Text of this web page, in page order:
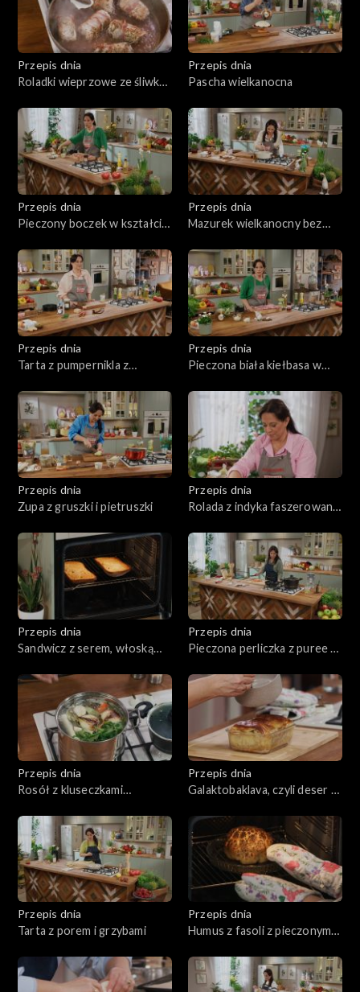
Przepis dnia
Roladki wieprzowe ze śliwką
Przepis dnia
Pascha wielkanocna
Przepis dnia
Pieczony boczek w kształcie
Przepis dnia
Mazurek wielkanocny bez
Przepis dnia
Tarta z pumpernikla z
Przepis dnia
Pieczona biała kiełbasa w
Przepis dnia
Zupa z gruszki i pietruszki
Przepis dnia
Rolada z indyka faszerowana
marchewką
Przepis dnia
Sandwicz z serem, włoską
czerwoną cebulą
Przepis dnia
Pieczona perliczka z puree z
Przepis dnia
Rosół z kluseczkami
Przepis dnia
Galaktobaklava, czyli deser z
Przepis dnia
Tarta z porem i grzybami
Przepis dnia
Humus z fasoli z pieczonym